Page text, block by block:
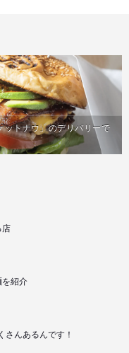
ットナウ」のデリバリーで
店
を紹介
さんあるんです！